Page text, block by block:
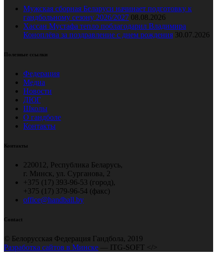
Мужская сборная Беларуси начинает подготовку к
гандбольному сезону 2026/2027 08.08.2026
Хассан Мустафа тепло поблагодарил Владимира
Коноплёва за поздравление с днем рождения 30.07.2026
Полезные ссылки
Федерация
Медиа
Новости
ДЮГ
Школы
О гандболе
Контакты
Контакты
220012, Республика Беларусь,
г. Минск, ул. Сурганова, 2
+375 (17) 393-96-53 (город),
+375 (17) 379-96-54 (факс)
office@handball.by
Contact
© Белорусская Федерация Гандбола, 2019
Разработка сайтов в Минске — ITG-SOFT </>